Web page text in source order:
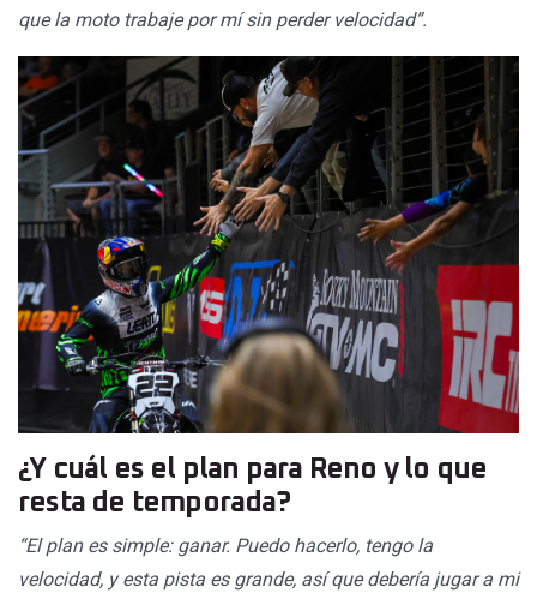
que la moto trabaje por mí sin perder velocidad”.
¿Y cuál es el plan para Reno y lo que
resta de temporada?
“El plan es simple: ganar. Puedo hacerlo, tengo la
velocidad, y esta pista es grande, así que debería jugar a mi